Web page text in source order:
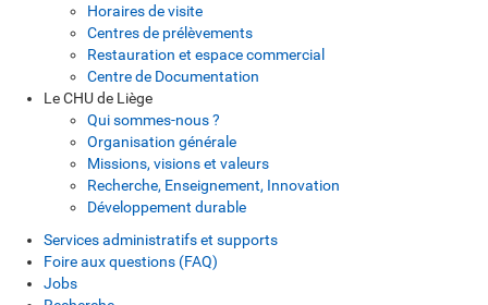
Horaires de visite
Centres de prélèvements
Restauration et espace commercial
Centre de Documentation
Le CHU de Liège
Qui sommes-nous ?
Organisation générale
Missions, visions et valeurs
Recherche, Enseignement, Innovation
Développement durable
Services administratifs et supports
Foire aux questions (FAQ)
Jobs